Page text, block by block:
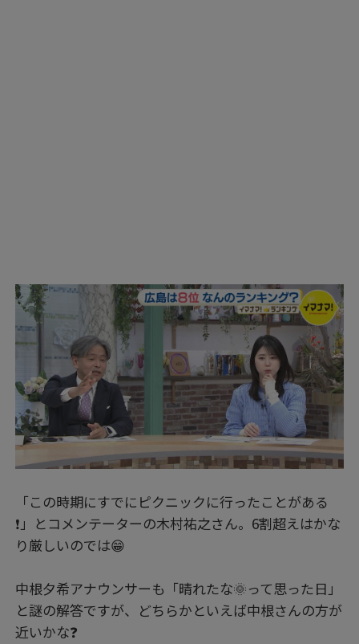
「この時期にすでにピクニックに行ったことがある
❗」とコメンテーターの木村祐之さん。6割超えはかな
り厳しいのでは😁
中根夕希アナウンサーも「晴れたな🌞って思った日」
と謎の解答ですが、どちらかといえば中根さんの方が
近いかな❓